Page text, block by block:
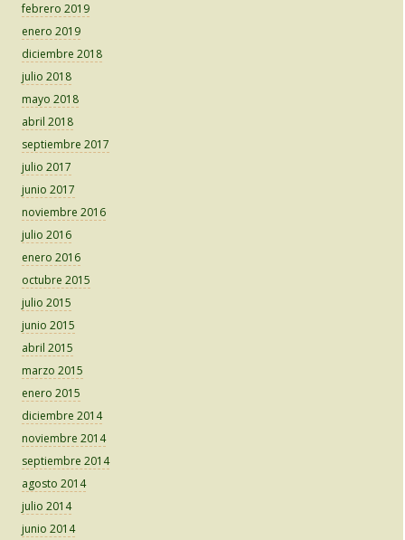
febrero 2019
enero 2019
diciembre 2018
julio 2018
mayo 2018
abril 2018
septiembre 2017
julio 2017
junio 2017
noviembre 2016
julio 2016
enero 2016
octubre 2015
julio 2015
junio 2015
abril 2015
marzo 2015
enero 2015
diciembre 2014
noviembre 2014
septiembre 2014
agosto 2014
julio 2014
junio 2014